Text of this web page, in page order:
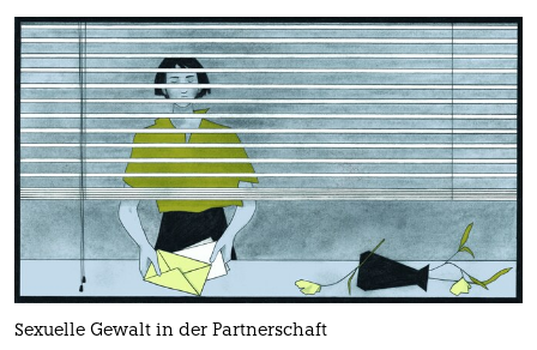
unterstützen
abo
genossenschaft
epaper login
Sexuelle Gewalt in der Partnerschaft